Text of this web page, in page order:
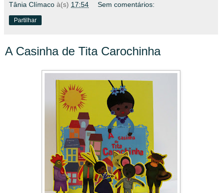
Tânia Clímaco à(s) 17:54 Sem comentários:
Partilhar
A Casinha de Tita Carochinha